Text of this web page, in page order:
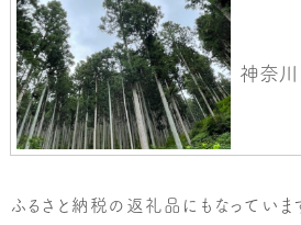
ふるさと納税の返礼品にもなっています